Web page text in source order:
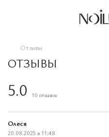
Отзывы
ОТЗЫВЫ
5.0 10 отзывов
Олеся
20.08.2025 в 11:48